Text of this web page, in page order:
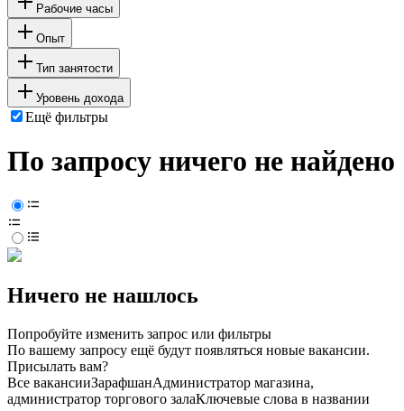
Рабочие часы
Опыт
Тип занятости
Уровень дохода
Ещё фильтры
По запросу ничего не найдено
Ничего не нашлось
Попробуйте изменить запрос или фильтры
По вашему запросу ещё будут появляться новые вакансии.
Присылать вам?
Все вакансииЗарафшанАдминистратор магазина,
администратор торгового залаКлючевые слова в названии